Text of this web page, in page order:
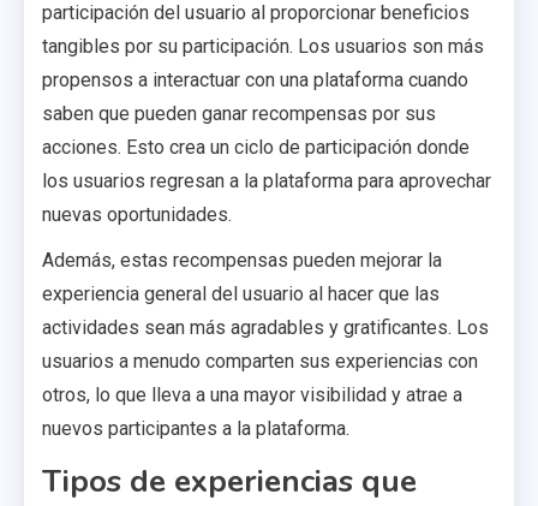
participación del usuario al proporcionar beneficios
tangibles por su participación. Los usuarios son más
propensos a interactuar con una plataforma cuando
saben que pueden ganar recompensas por sus
acciones. Esto crea un ciclo de participación donde
los usuarios regresan a la plataforma para aprovechar
nuevas oportunidades.
Además, estas recompensas pueden mejorar la
experiencia general del usuario al hacer que las
actividades sean más agradables y gratificantes. Los
usuarios a menudo comparten sus experiencias con
otros, lo que lleva a una mayor visibilidad y atrae a
nuevos participantes a la plataforma.
Tipos de experiencias que